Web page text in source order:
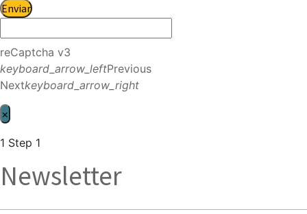
Enviar
reCaptcha v3
keyboard_arrow_leftPrevious
Nextkeyboard_arrow_right
×
1 Step 1
Newsletter